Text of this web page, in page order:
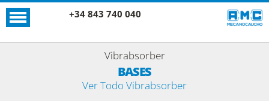
+34 843 740 040
Vibrabsorber
BASES
Ver Todo Vibrabsorber